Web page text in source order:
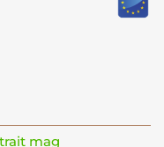
mag